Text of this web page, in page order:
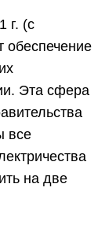
г. (с
обеспечение
Эта сфера
все
на две